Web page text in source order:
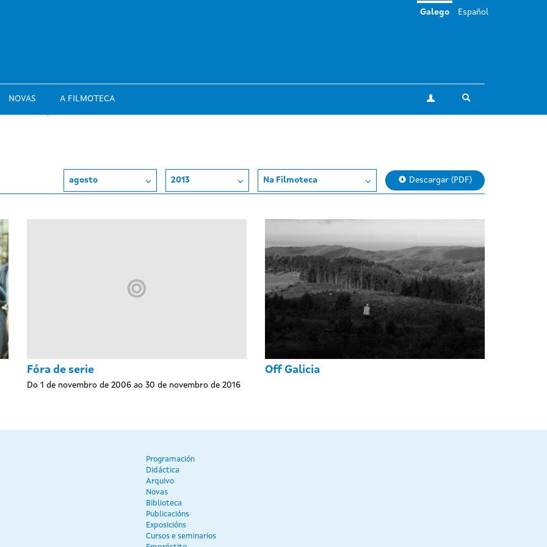
NOVAS A FILMOTECA A miña conta
Galego Español
agosto 2013 Na Filmoteca Descargar (PDF)
Fóra de serie
Do 1 de novembro de 2006 ao 30 de novembro de 2016
Off Galicia
Programación
Didáctica
Arquivo
Novas
Biblioteca
Publicacións
Exposicións
Cursos e seminarios